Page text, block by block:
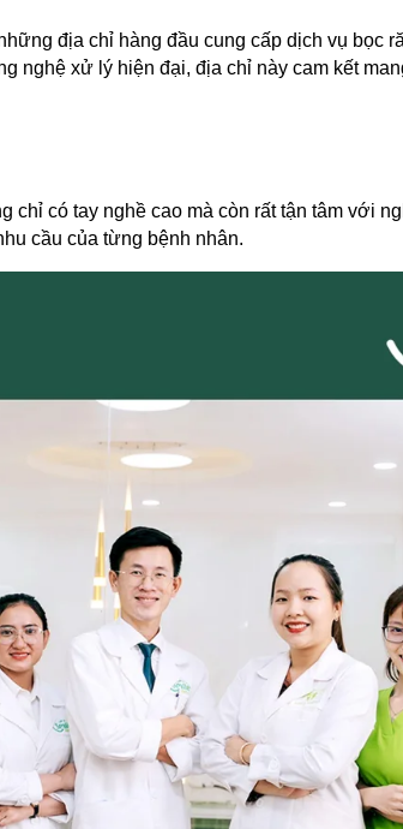
địa chỉ hàng đầu cung cấp dịch vụ bọc
nghệ xử lý hiện đại, địa chỉ này cam kết
chỉ có tay nghề cao mà còn rất tận tâm với
cầu của từng bệnh nhân.